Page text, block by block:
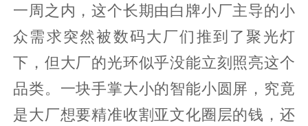
一周之内，这个长期由白牌小厂主导的小
众需求突然被数码大厂们推到了聚光灯
下，但大厂的光环似乎没能立刻照亮这个
品类。一块手掌大小的智能小圆屏，究竟
是大厂想要精准收割亚文化圈层的钱，还